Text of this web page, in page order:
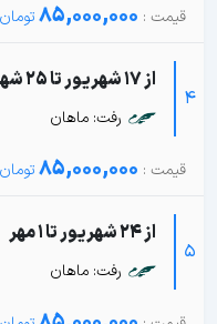
85,000,000
4
از 17 شهریور تا 25 شهریور
رفت: ماهان
85,000,000
5
از 24 شهریور تا 1 مهر
رفت: ماهان